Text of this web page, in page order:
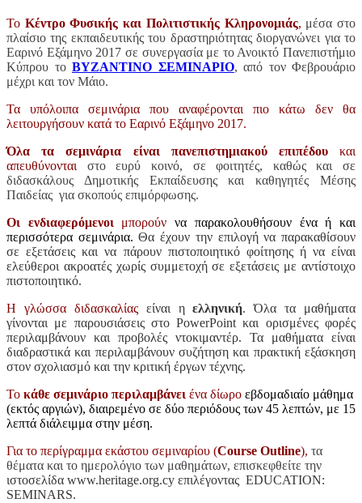
Το Κέντρο Φυσικής και Πολιτιστικής Κληρονομιάς, μέσα στο
πλαίσιο της εκπαιδευτικής του δραστηριότητας διοργανώνει για το
Εαρινό Εξάμηνο 2017 σε συνεργασία με το Ανοικτό Πανεπιστήμιο
Κύπρου το ΒΥΖΑΝΤΙΝΟ ΣΕΜΙΝΑΡΙΟ, από τον Φεβρουάριο
μέχρι και τον Μάιο.
Τα υπόλοιπα σεμινάρια που αναφέρονται πιο κάτω δεν θα
λειτουργήσουν κατά το Εαρινό Εξάμηνο 2017.
Όλα τα σεμινάρια είναι πανεπιστημιακού επιπέδουκαι
απευθύνονται στο ευρύ κοινό, σε φοιτητές, καθώς και σε
διδασκάλους Δημοτικής Εκπαίδευσης και καθηγητές Μέσης
Παιδείας για σκοπούς επιμόρφωσης.
Οι
ενδιαφερόμενοι μπορούν να παρακολουθήσουν ένα ή και
περισσότερα σεμινάρια. Θα έχουν την επιλογή να παρακαθίσουν
σε εξετάσεις και να πάρουν πιστοποιητικό φοίτησης ή να είναι
ελεύθεροι ακροατές χωρίς συμμετοχή σε εξετάσεις με αντίστοιχο
πιστοποιητικό.
Η
γλώσσα διδασκαλίας είναι η ελληνική.Όλα τα
μαθήματα
γίνονται με παρουσιάσεις στοPowerPointκαι ορισμένες φορές
περιλαμβάνουν και προβολές ντοκιμαντέρ. Τα μαθήματα είναι
διαδραστικά και περιλαμβάνουν συζήτηση και πρακτική εξάσκηση
στον σχολιασμό και την κριτική έργων τέχνης.
Το κάθε σεμινάριο περιλαμβάνει ένα δίωρο εβδομαδιαίο μάθημα
(εκτός αργιών), διαιρεμένο σε δύο περιόδους των 45 λεπτών, με 15
λεπτά διάλειμμα στην μέση.
Για το περίγραμμα εκάστου σεμιναρίου (Course Outline), τα
θέματα και το ημερολόγιο των μαθημάτων, επισκεφθείτε την
ιστοσελίδα www.heritage.org.cy επιλέγοντας EDUCATION:
SEMINARS.